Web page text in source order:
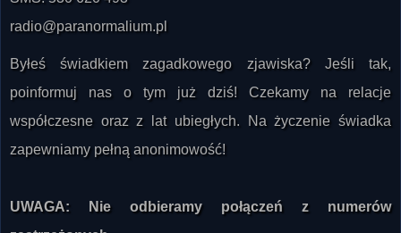
Byłeś świadkiem zagadkowego zjawiska? Jeśli tak,
poinformuj nas o tym już dziś! Czekamy na relacje
współczesne oraz z lat ubiegłych. Na życzenie świadka
zapewniamy pełną anonimowość!
zastrzeżonych